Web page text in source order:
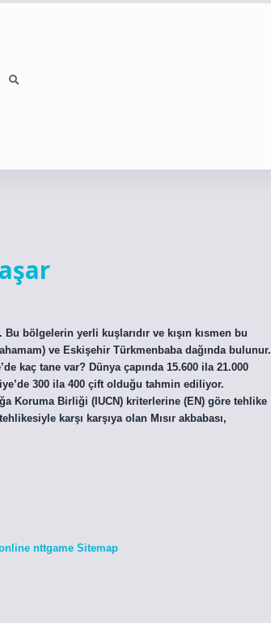
bölgelerin yerli kuşlarıdır ve kışın kısmen bu
ve Eskişehir Türkmenbaba dağında bulunur.
kaç tane var? Dünya çapında 15.600 ila 21.000
300 ila 400 çift olduğu tahmin ediliyor.
Koruma Birliği (IUCN) kriterlerine (EN) göre tehlike
karşı karşıya olan Mısır akbabası,
nttgame Sitemap